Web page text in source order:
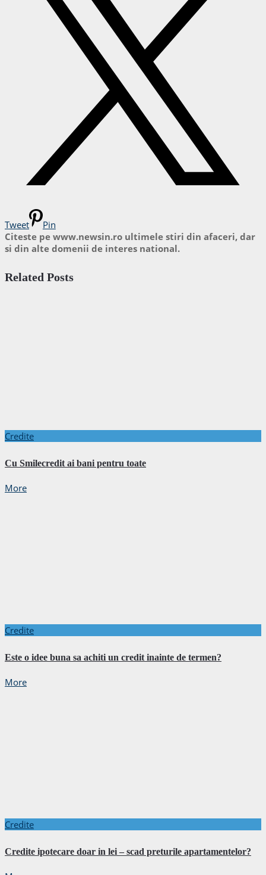
Tweet
Pin
Citeste pe www.newsin.ro ultimele stiri din afaceri, dar
si din alte domenii de interes national.
Related Posts
Credite
Cu Smilecredit ai bani pentru toate
More
Credite
Este o idee buna sa achiti un credit inainte de termen?
More
Credite
Credite ipotecare doar in lei – scad preturile apartamentelor?